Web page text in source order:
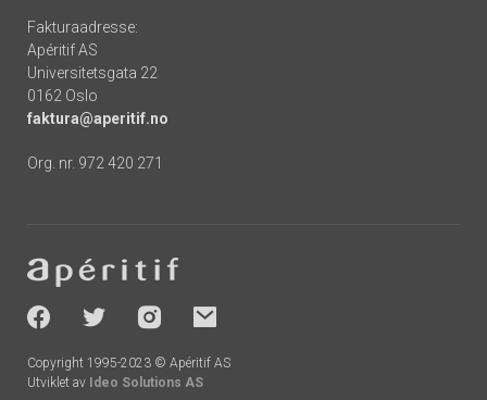
Fakturaadresse:
Apéritif AS
Universitetsgata 22
0162 Oslo
faktura@aperitif.no
Org. nr. 972 420 271
-
socials
Copyright 1995-2023 © Apéritif AS
Utviklet av Ideo Solutions AS